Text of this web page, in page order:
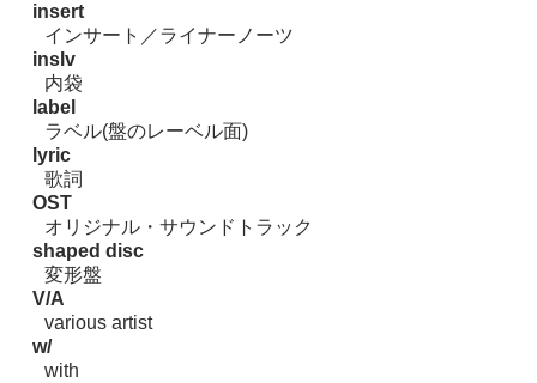
insert
インサート／ライナーノーツ
inslv
内袋
label
ラベル(盤のレーベル面)
lyric
歌詞
OST
オリジナル・サウンドトラック
shaped disc
変形盤
V/A
various artist
w/
with